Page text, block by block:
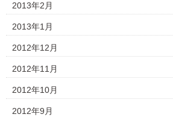
2013年2月
2013年1月
2012年12月
2012年11月
2012年10月
2012年9月